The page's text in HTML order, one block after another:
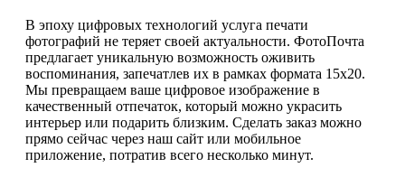
В эпоху цифровых технологий услуга печати
фотографий не теряет своей актуальности. ФотоПочта
предлагает уникальную возможность оживить
воспоминания, запечатлев их в рамках формата 15х20.
Мы превращаем ваше цифровое изображение в
качественный отпечаток, который можно украсить
интерьер или подарить близким. Сделать заказ можно
прямо сейчас через наш сайт или мобильное
приложение, потратив всего несколько минут.